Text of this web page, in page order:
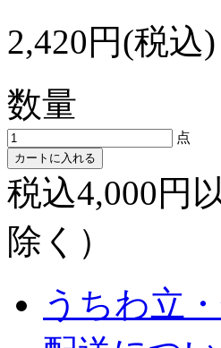
2,420円(税込)
数量
点
カートに入れる
税込4,000円
除く）
うちわ立